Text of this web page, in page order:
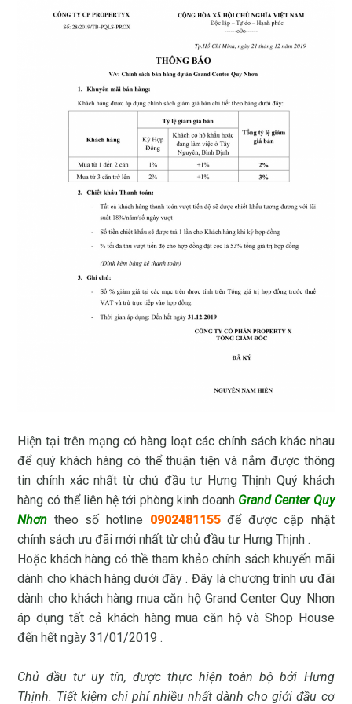
Hiện tại trên mạng có hàng loạt các chính sách khác nhau
để quý khách hàng có thể thuận tiện và nắm được thông
tin chính xác nhất từ chủ đầu tư Hưng Thịnh Quý khách
hàng có thể liên hệ tới phòng kinh doanh Grand Center Quy
Nhơn theo số hotline 0902481155để được cập nhật
chính sách ưu đãi mới nhất từ chủ đầu tư Hưng Thịnh .
Hoặc khách hàng có thề tham khảo chính sách khuyến mãi
dành cho khách hàng dưới đây . Đây là chương trình ưu đãi
dành cho khách hàng mua căn hộ Grand Center Quy Nhơn
áp dụng tất cả khách hàng mua căn hộ và Shop House
đến hết ngày 31/01/2019 .
Chủ đầu tư uy tín, được thực hiện toàn bộ bởi Hưng
Thịnh. Tiết kiệm chi phí nhiều nhất dành cho giới đầu cơ